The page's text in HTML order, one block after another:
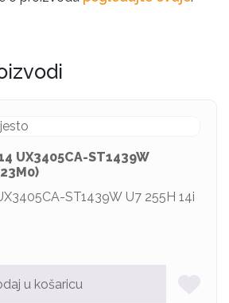
UX3405CA-ST1439W
ST1439W U7 255H 14i
u košaricu